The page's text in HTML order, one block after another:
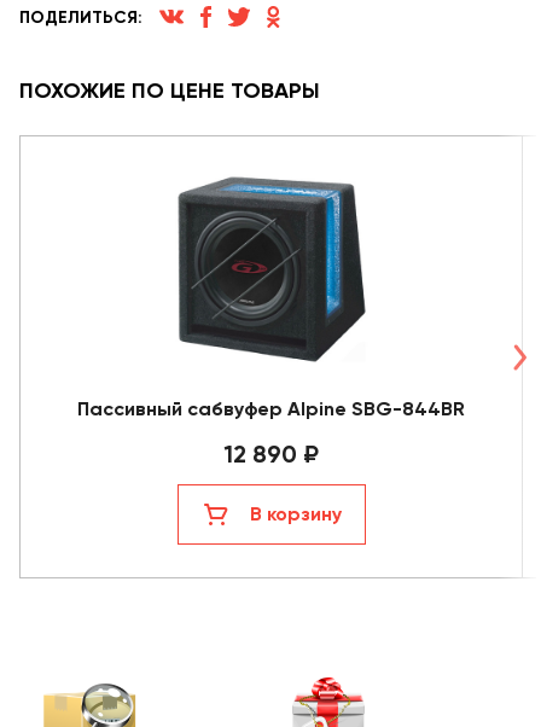
ПОДЕЛИТЬСЯ:
ПОХОЖИЕ ПО ЦЕНЕ ТОВАРЫ
Пассивный сабвуфер Alpine SBG-844BR
12 890 ₽
В корзину